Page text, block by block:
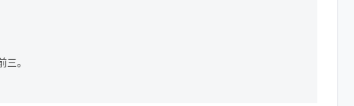
。